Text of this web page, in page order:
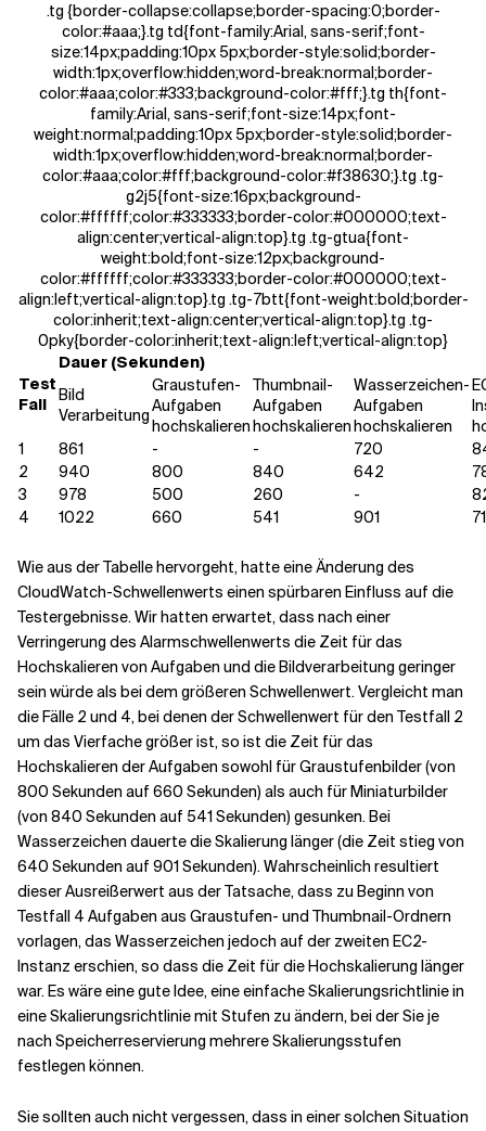
.tg {border-collapse:collapse;border-spacing:0;border-
color:#aaa;}.tg td{font-family:Arial, sans-serif;font-
size:14px;padding:10px 5px;border-style:solid;border-
width:1px;overflow:hidden;word-break:normal;border-
color:#aaa;color:#333;background-color:#fff;}.tg th{font-
family:Arial, sans-serif;font-size:14px;font-
weight:normal;padding:10px 5px;border-style:solid;border-
width:1px;overflow:hidden;word-break:normal;border-
color:#aaa;color:#fff;background-color:#f38630;}.tg .tg-
g2j5{font-size:16px;background-
color:#ffffff;color:#333333;border-color:#000000;text-
align:center;vertical-align:top}.tg .tg-gtua{font-
weight:bold;font-size:12px;background-
color:#ffffff;color:#333333;border-color:#000000;text-
align:left;vertical-align:top}.tg .tg-7btt{font-weight:bold;border-
color:inherit;text-align:center;vertical-align:top}.tg .tg-
0pky{border-color:inherit;text-align:left;vertical-align:top}
Test
Fall
Dauer (Sekunden)
Bild
Verarbeitung
Graustufen-
Aufgaben
hochskalieren
Thumbnail-
Aufgaben
hochskalieren
Wasserzeichen-
Aufgaben
hochskalieren
1
861 - - 720
2
940 800 840 642
3
978 500 260 -
4
1022 660 541 901
Wie aus der Tabelle hervorgeht, hatte eine Änderung des
CloudWatch-Schwellenwerts einen spürbaren Einfluss auf die
Testergebnisse. Wir hatten erwartet, dass nach einer
Verringerung des Alarmschwellenwerts die Zeit für das
Hochskalieren von Aufgaben und die Bildverarbeitung geringer
sein würde als bei dem größeren Schwellenwert. Vergleicht man
die Fälle 2 und 4, bei denen der Schwellenwert für den Testfall 2
um das Vierfache größer ist, so ist die Zeit für das
Hochskalieren der Aufgaben sowohl für Graustufenbilder (von
800 Sekunden auf 660 Sekunden) als auch für Miniaturbilder
(von 840 Sekunden auf 541 Sekunden) gesunken. Bei
Wasserzeichen dauerte die Skalierung länger (die Zeit stieg von
640 Sekunden auf 901 Sekunden). Wahrscheinlich resultiert
dieser Ausreißerwert aus der Tatsache, dass zu Beginn von
Testfall 4 Aufgaben aus Graustufen- und Thumbnail-Ordnern
vorlagen, das Wasserzeichen jedoch auf der zweiten EC2-
Instanz erschien, so dass die Zeit für die Hochskalierung länger
war. Es wäre eine gute Idee, eine einfache Skalierungsrichtlinie in
eine Skalierungsrichtlinie mit Stufen zu ändern, bei der Sie je
nach Speicherreservierung mehrere Skalierungsstufen
festlegen können.
Sie sollten auch nicht vergessen, dass in einer solchen Situation